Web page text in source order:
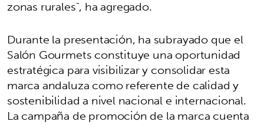
zonas rurales", ha agregado.
Durante la presentación, ha subrayado que el
Salón Gourmets constituye una oportunidad
estratégica para visibilizar y consolidar esta
marca andaluza como referente de calidad y
sostenibilidad a nivel nacional e internacional.
La campaña de promoción de la marca cuenta